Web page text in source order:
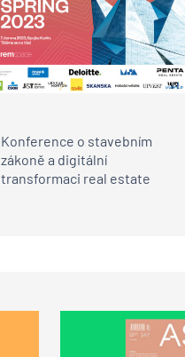
Konference o stavebním
zákoně a digitální
transformaci real estate